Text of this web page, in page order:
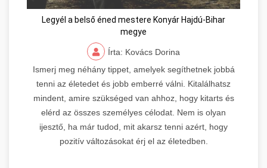
Legyél a belső éned mestere Konyár Hajdú-Bihar
megye
Írta: Kovács Dorina
Ismerj meg néhány tippet, amelyek segíthetnek jobbá
tenni az életedet és jobb emberré válni. Kitalálhatsz
mindent, amire szükséged van ahhoz, hogy kitarts és
elérd az összes személyes célodat. Nem is olyan
ijesztő, ha már tudod, mit akarsz tenni azért, hogy
pozitív változásokat érj el az életedben.